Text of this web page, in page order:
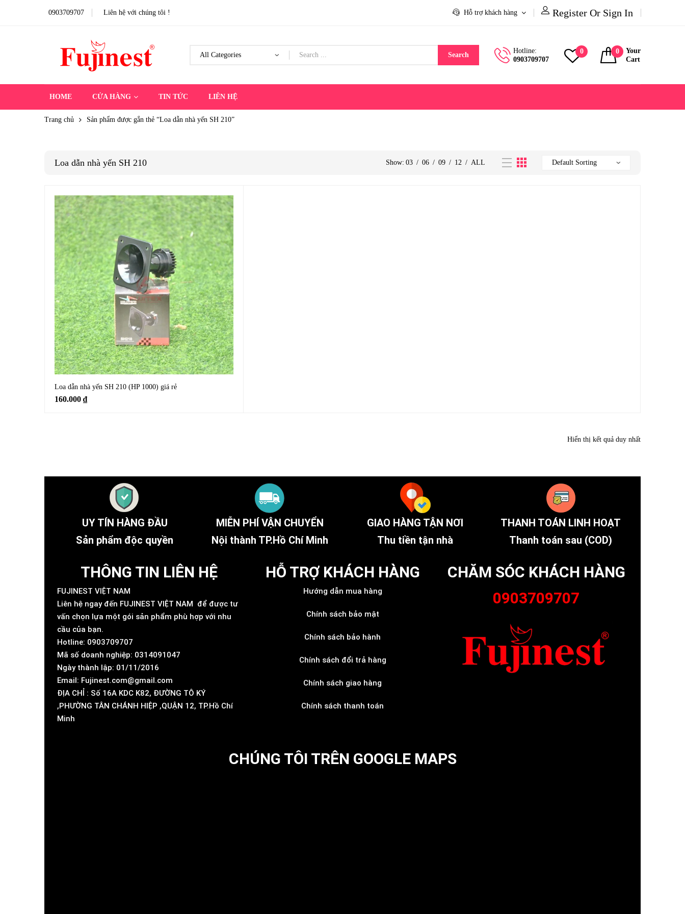
0903709707 Liên hệ với chúng tôi ! Hỗ trợ khách hàng Register Or Sign In
Search
Hotline:
0903709707
0 0
Your
Cart
HOME CỬA HÀNG TIN TỨC LIÊN HỆ
Trang chủ Sản phẩm được gắn thẻ “Loa dẫn nhà yến SH 210”
Loa dẫn nhà yến SH 210 Show: 03 / 06 / 09 / 12 / ALL
Loa dẫn nhà yến SH 210 (HP 1000) giá rẻ
160.000 ₫
Hiển thị kết quả duy nhất
UY TÍN HÀNG ĐẦU
Sản phẩm độc quyền
MIỄN PHÍ VẬN CHUYỂN
Nội thành TP.Hồ Chí Minh
GIAO HÀNG TẬN NƠI
Thu tiền tận nhà
THANH TOÁN LINH HOẠT
Thanh toán sau (COD)
THÔNG TIN LIÊN HỆ
FUJINEST VIỆT NAM
Liên hệ ngay đến FUJINEST VIỆT NAM để được tư
vấn chọn lựa một gói sản phẩm phù hợp với nhu
cầu của bạn.
Hotline: 0903709707
Mã số doanh nghiệp: 0314091047
Ngày thành lập: 01/11/2016
Email: Fujinest.com@gmail.com
ĐỊA CHỈ : Số 16A KDC K82, ĐƯỜNG TÔ KÝ
,PHƯỜNG TÂN CHÁNH HIỆP ,QUẬN 12, TP.Hồ Chí
Minh
HỖ TRỢ KHÁCH HÀNG
Hướng dẫn mua hàng
Chính sách bảo mật
Chính sách bảo hành
Chính sách đổi trả hàng
Chính sách giao hàng
Chính sách thanh toán
CHĂM SÓC KHÁCH HÀNG
0903709707
CHÚNG TÔI TRÊN GOOGLE MAPS